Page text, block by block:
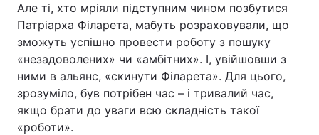
Але ті, хто мріяли підступним чином позбутися
Патріарха Філарета, мабуть розраховували, що
зможуть успішно провести роботу з пошуку
«незадоволених» чи «амбітних». І, увійшовши з
ними в альянс, «скинути Філарета». Для цього,
зрозуміло, був потрібен час – і тривалий час,
якщо брати до уваги всю складність такої
«роботи».